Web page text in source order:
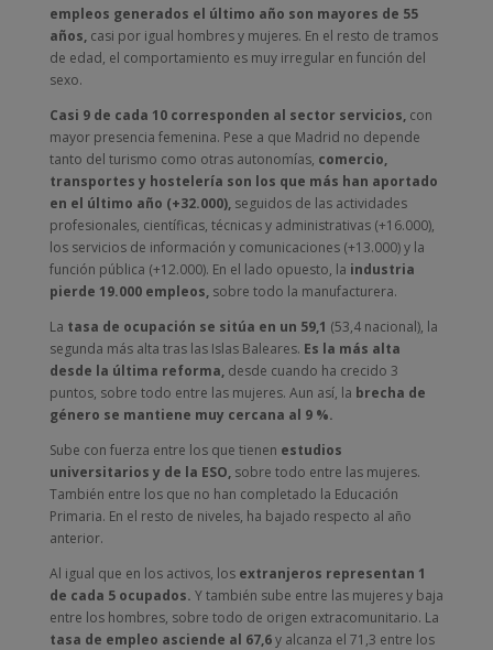
empleos generados el último año son mayores de 55
años,casi por igual hombres y mujeres. En el resto de tramos
de edad, el comportamiento es muy irregular en función del
sexo.
Casi 9 de cada 10 corresponden al sector servicios,con
mayor presencia femenina. Pese a que Madrid no depende
tanto del turismo como otras autonomías, comercio,
transportes y hostelería son los que más han aportado
en el último año (+32.000),seguidos de las actividades
profesionales, científicas, técnicas y administrativas (+16.000),
los servicios de información y comunicaciones (+13.000) y la
función pública (+12.000). En el lado opuesto, la industria
pierde 19.000 empleos,sobre todo la manufacturera.
La tasa de ocupación se sitúa en un 59,1 (53,4 nacional), la
segunda más alta tras las Islas Baleares. Es la más alta
desde la última reforma,desde cuando ha crecido 3
puntos, sobre todo entre las mujeres. Aun así, la brecha de
género se mantiene muy cercana al 9 %.
Sube con fuerza entre los que tienen estudios
universitarios y de la ESO,sobre todo entre las mujeres.
También entre los que no han completado la Educación
Primaria. En el resto de niveles, ha bajado respecto al año
anterior.
Al igual que en los activos, los extranjeros representan 1
de cada 5 ocupados. Y también sube entre las mujeres y baja
entre los hombres, sobre todo de origen extracomunitario. La
tasa de empleo asciende al 67,6y alcanza el 71,3 entre los